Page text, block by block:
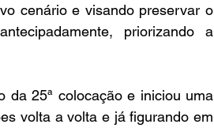
cenário e visando preservar o
priorizando a
da 25ª colocação e iniciou uma
volta a volta e já figurando em